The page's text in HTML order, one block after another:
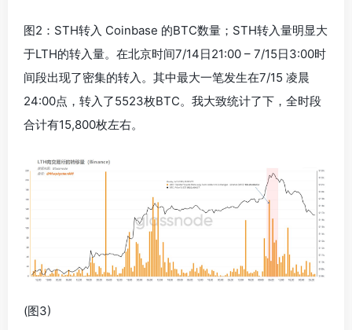
图2：STH转入 Coinbase 的BTC数量；STH转入量明显大
于LTH的转入量。在北京时间7/14日21:00 – 7/15日3:00时
间段出现了密集的转入。其中最大一笔发生在7/15 凌晨
24:00点，转入了5523枚BTC。我大致统计了下，全时段
合计有15,800枚左右。
(图3)